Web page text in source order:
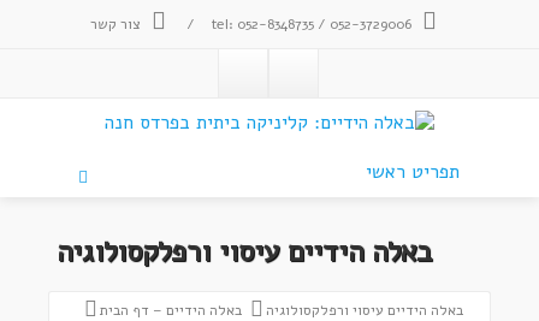
tel: 052-8348735 / 052-3729006
/ צור קשר
תפריט ראשי
באלה הידיים עיסוי ורפלקסולוגיה
באלה הידיים עיסוי ורפלקסולוגיה
באלה הידיים – דף הבית